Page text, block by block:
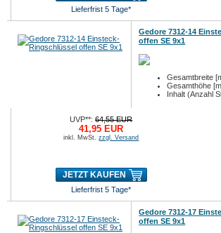
Lieferfrist 5 Tage*
Gedore 7312-14
offen SE 9x1
Gesamtbreite
Gesamthöhe
Inhalt (Anzahl
UVP**:64,55 EUR
41,95 EUR
inkl. MwSt.zzgl. Versand
JETZT KAUFEN
Lieferfrist 5 Tage*
Gedore 7312-17
offen SE 9x1